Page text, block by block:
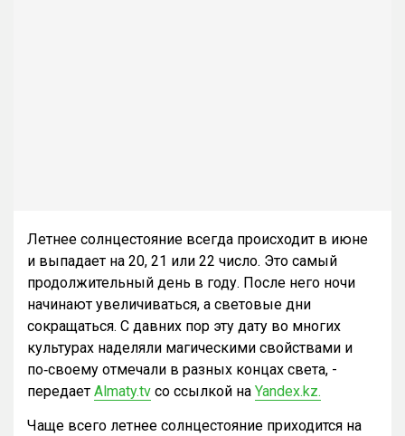
Летнее солнцестояние всегда происходит в июне
и выпадает на 20, 21 или 22 число. Это самый
продолжительный день в году. После него ночи
начинают увеличиваться, а световые дни
сокращаться. С давних пор эту дату во многих
культурах наделяли магическими свойствами и
по‑своему отмечали в разных концах света, -
передает Almaty.tv со ссылкой на Yandex.kz.
Чаще всего летнее солнцестояние приходится на